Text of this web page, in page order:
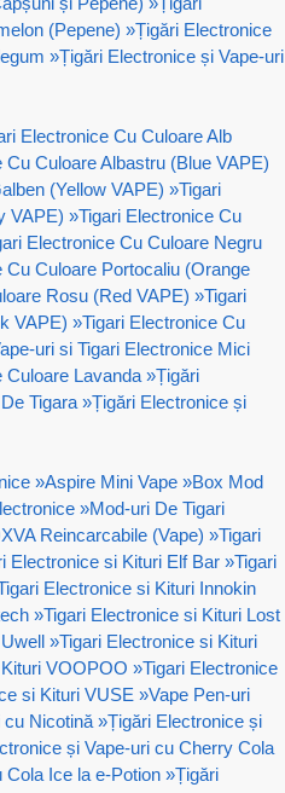
(Pepene) »Țigări Electronice
»Țigări Electronice și Vape-uri
Electronice Cu Culoare Alb
Cu Culoare Albastru (Blue VAPE)
(Yellow VAPE) »Tigari
VAPE) »Tigari Electronice Cu
Electronice Cu Culoare Negru
Cu Culoare Portocaliu (Orange
Rosu (Red VAPE) »Tigari
VAPE) »Tigari Electronice Cu
uri si Tigari Electronice Mici
Culoare Lavanda »Țigări
Tigara »Țigări Electronice și
»Aspire Mini Vape »Box Mod
»Mod-uri De Tigari
Reincarcabile (Vape) »Tigari
Electronice si Kituri Elf Bar »Tigari
Electronice si Kituri Innokin
»Tigari Electronice si Kituri Lost
»Tigari Electronice si Kituri
VOOPOO »Tigari Electronice
si Kituri VUSE »Vape Pen-uri
cu Nicotină »Țigări Electronice și
și Vape-uri cu Cherry Cola
Cola Ice la e-Potion »Țigări